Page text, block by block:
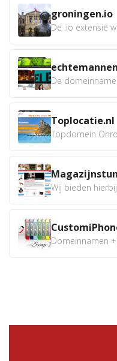
groningen.io
Toplocatie.nl